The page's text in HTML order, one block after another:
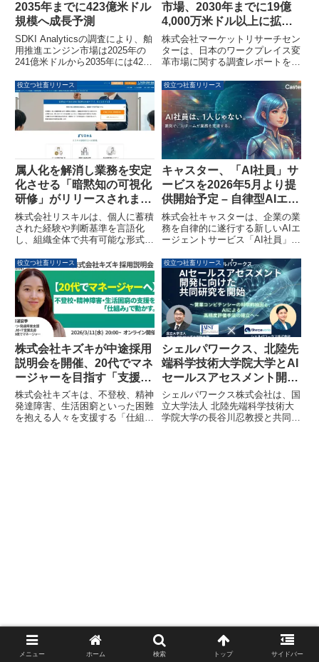
2035年までに423億米ドル
規模へ成長予測
SDKI Analyticsの調査により、舶
用推進エンジン市場は2025年の
241億米ドルから2035年には423
5.8%を記録すると予測されてい
ます。船舶の近代化と造船活動の
活発化が市場を牽引する一方で、
厳格化する排出ガス規制への対応
が課題となっています。
市場、2030年までに19億
4,000万米ドル以上に拡大
予測～マーケットリサーチ
センターが調査レポートを
発表～
株式会社マーケットリサーチセン
ターは、日本のワークプレイス変
革市場に関する調査レポートを発
と、同市場は2025年から2030年
にかけて19億4,000万米ドル以上
に拡大すると予測されています。
デジタル化の進展、人口構造の変
化、COVID-19パンデミックを背
景に、リモートワークやデジタル
コラボレーションツールの導入が
加速しており、企業は人手不足や
生産性停滞への対応としてクラウ
ド移行や自動化への投資を拡大し
ています。
役立つ社畜リリース
属人化を解消し業務を安定
化させる「暗黙知の可視化
研修」がリリースされまし
た
株式会社リスキルは、個人に蓄積
された経験や判断基準を言語化
し、組織全体で共有可能な形式知
修」をリリースしました。本研修
は、業務の属人化を防ぎ、効率化
と安定化を支援します。
役立つ社畜リリース
キャスター、「AI社員」サ
ービスを2026年5月より提
供開始予定 – 自律型AIエー
ジェントで企業の業務変革
を推進
株式会社キャスターは、企業の業
務を自律的に遂行する新しいAIエ
ージェントサービス「AI社員」を
計画を発表しました。このサービ
スは、AIエージェントを組織の一
員として迎え入れるという発想に
基づき、既存の業務課題を解決
し、企業の生産性向上を目指しま
す。
役立つ社畜リリース
株式会社キズキが中途採用
説明会を開催、20代でマネ
ージャーを目指す「支援の
仕組み」を解説
株式会社キズキは、不登校、精神
発達障害、生活困窮といった困難
を抱える人々を支援する「仕組
役立つ社畜リリース
シェルパワークス、北陸先
端科学技術大学院大学とAI
セールスアセスメント開発
に向けた共同研究を開始
シェルパワークス株式会社は、国
立大学法人 北陸先端科学技術大
学院大学の長谷川忍教授と共同
メニュー ホーム 検索 トップ サイドバー